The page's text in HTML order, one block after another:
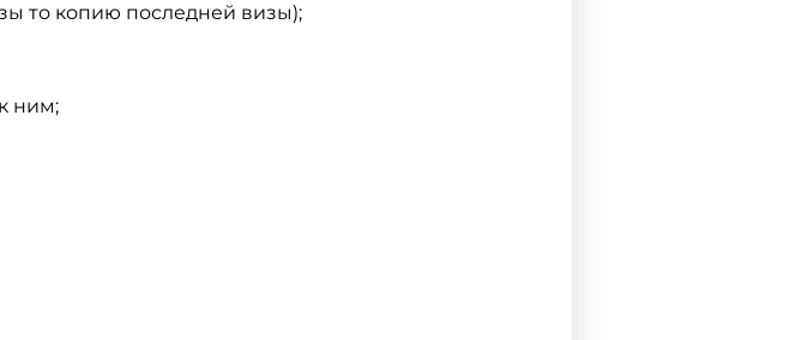
то копию последней визы);
ним;